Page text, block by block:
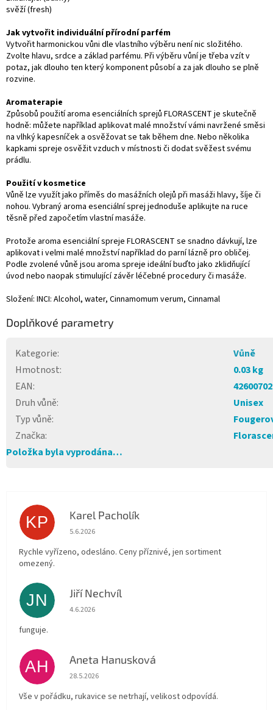
svěží (fresh)
Jak vytvořit individuální přírodní parfém
Vytvořit harmonickou vůni dle vlastního výběru není nic složitého.
Zvolte hlavu, srdce a základ parfému. Při výběru vůní je třeba vzít v
potaz, jak dlouho ten který komponent působí a za jak dlouho se plně
rozvine.
Aromaterapie
Způsobů použití aroma esenciálních sprejů FLORASCENT je skutečně
hodně: můžete například aplikovat malé množství vámi navržené směsi
na vlhký kapesníček a osvěžovat se tak během dne. Nebo několika
kapkami spreje osvěžit vzduch v místnosti či dodat svěžest svému
prádlu.
Použití v kosmetice
Vůně lze využít jako příměs do masážních olejů při masáži hlavy, šíje či
nohou. Vybraný aroma esenciální sprej jednoduše aplikujte na ruce
těsně před započetím vlastní masáže.
Protože aroma esenciální spreje FLORASCENT se snadno dávkují, lze
aplikovat i velmi malé množství například do parní lázně pro obličej.
Podle zvolené vůně jsou aroma spreje ideální buďto jako zklidňující
úvod nebo naopak stimulující závěr léčebné procedury či masáže.
Složení: INCI: Alcohol, water, Cinnamomum verum, Cinnamal
Doplňkové parametry
Kategorie:
Vůně
Hmotnost:
0.03 kg
EAN:
Druh vůně:
Unisex
Typ vůně:
Značka:
Položka byla vyprodána…
KP Karel Pacholík
Hodnocení obchodu je 4 z 5 hvězdiček.
5.6.2026
Rychle vyřízeno, odesláno. Ceny příznivé, jen sortiment
omezený.
JN Jiří Nechvíl
Hodnocení obchodu je 5 z 5 hvězdiček.
4.6.2026
funguje.
AH Aneta Hanusková
Hodnocení obchodu je 5 z 5 hvězdiček.
28.5.2026
Vše v pořádku, rukavice se netrhají, velikost odpovídá.